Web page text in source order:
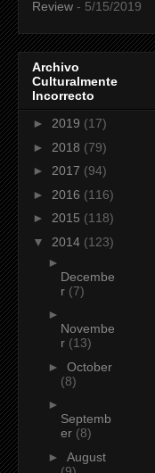
Review - 5/15/2019
Archivo
Culturalmente
Incorrecto
► 2019 (17)
► 2018 (79)
► 2017 (94)
► 2016 (116)
► 2015 (118)
▼ 2014 (123)
►
Decembe
r (7)
►
Novembe
r (13)
► October
(8)
►
Septemb
er (8)
► August